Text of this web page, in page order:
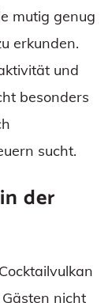
mutig genug
erkunden.
und
besonders
sucht.
der
nicht